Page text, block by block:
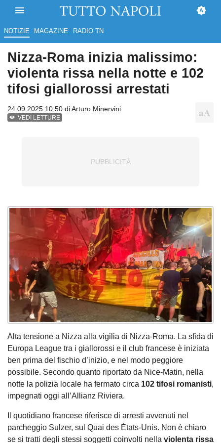
NOTIZIE MAGAZINE RADIO TN
Nizza-Roma inizia malissimo:
violenta rissa nella notte e 102
tifosi giallorossi arrestati
24.09.2025 10:50 diArturo Minervini
VEDI LETTURE
Alta tensione a Nizza alla vigilia di Nizza-Roma. La sfida di
Europa League tra i giallorossi e il club francese è iniziata
ben prima del fischio d’inizio, e nel modo peggiore
possibile. Secondo quanto riportato da Nice-Matin, nella
notte la polizia locale ha fermato circa 102 tifosi romanisti,
impegnati oggi all’Allianz Riviera.
Il quotidiano francese riferisce di arresti avvenuti nel
parcheggio Sulzer, sul Quai des États-Unis. Non è chiaro
se si tratti degli stessi soggetti coinvolti nella violenta rissa